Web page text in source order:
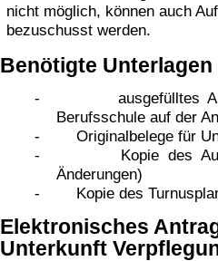
nicht möglich, können auch
bezuschusst werden.
Benötigte Unterlagen
-
ausgefülltes
Berufsschule auf der
-
Originalbelege für
-
Kopie des
Änderungen)
-
Kopie des
Elektronisches
Unterkunft